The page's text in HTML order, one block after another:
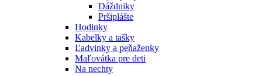
Dáždniky
Pršiplášte
Hodinky
Kabelky a tašky
Ľadvinky a peňaženky
Maľovátka pre deti
Na nechty